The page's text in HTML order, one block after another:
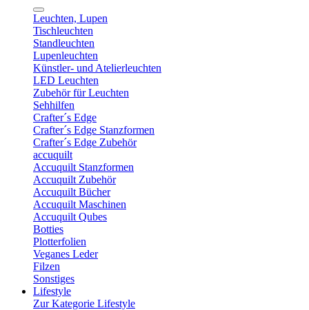
Leuchten, Lupen
Tischleuchten
Standleuchten
Lupenleuchten
Künstler- und Atelierleuchten
LED Leuchten
Zubehör für Leuchten
Sehhilfen
Crafter´s Edge
Crafter´s Edge Stanzformen
Crafter´s Edge Zubehör
accuquilt
Accuquilt Stanzformen
Accuquilt Zubehör
Accuquilt Bücher
Accuquilt Maschinen
Accuquilt Qubes
Botties
Plotterfolien
Veganes Leder
Filzen
Sonstiges
Lifestyle
Zur Kategorie Lifestyle